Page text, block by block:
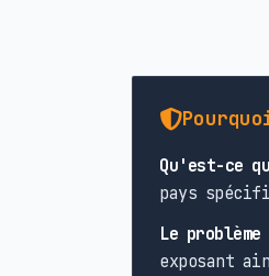
Qu'est-ce
pays
Le problème
exposant